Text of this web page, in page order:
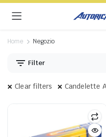
Home Negozio
Filter
Clear filters Candelette